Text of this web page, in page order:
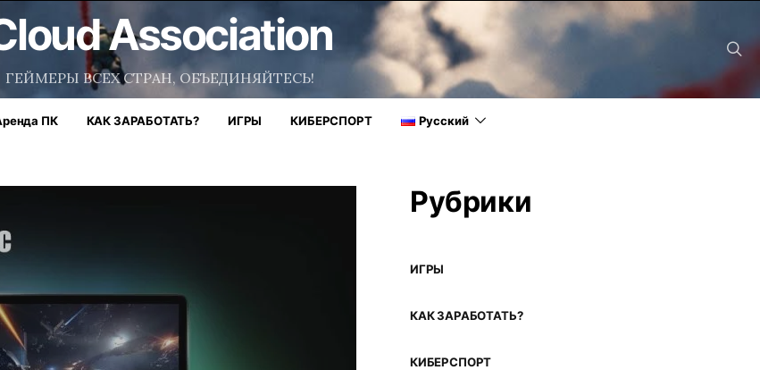
Association
ГЕЙМЕРЫ ВСЕХ СТРАН, ОБЪЕДИНЯЙТЕСЬ!
ПК КАК ЗАРАБОТАТЬ? ИГРЫ КИБЕРСПОРТ Русский
Рубрики
ИГРЫ
КАК ЗАРАБОТАТЬ?
КИБЕРСПОРТ